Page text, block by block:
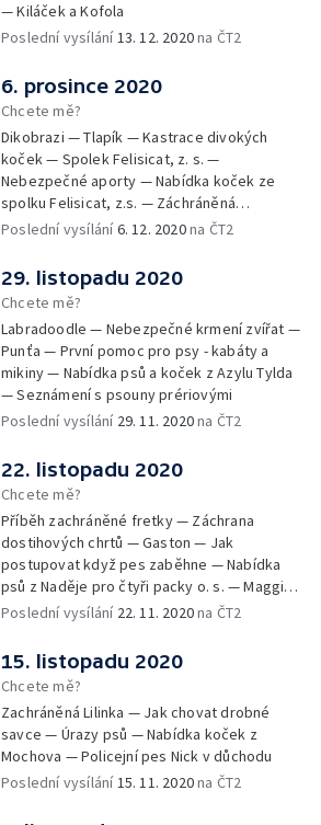
— Kiláček a Kofola
Poslední vysílání13. 12. 2020na ČT2
6. prosince 2020
Chcete mě?
Dikobrazi — Tlapík — Kastrace divokých
koček — Spolek Felisicat, z. s. —
Nebezpečné aporty — Nabídka koček ze
spolku Felisicat, z.s. — Záchráněná
labradorka Terezka
Poslední vysílání6. 12. 2020na ČT2
29. listopadu 2020
Chcete mě?
Labradoodle — Nebezpečné krmení zvířat —
Punťa — První pomoc pro psy - kabáty a
mikiny — Nabídka psů a koček z Azylu Tylda
— Seznámení s psouny prériovými
Poslední vysílání 29. 11. 2020na ČT2
22. listopadu 2020
Chcete mě?
Příběh zachráněné fretky — Záchrana
dostihových chrtů — Gaston — Jak
postupovat když pes zaběhne — Nabídka
psů z Naděje pro čtyři packy o. s. — Maggie -
aktivní stáří v kočárku
Poslední vysílání 22. 11. 2020na ČT2
15. listopadu 2020
Chcete mě?
Zachráněná Lilinka — Jak chovat drobné
savce — Úrazy psů — Nabídka koček z
Mochova — Policejní pes Nick v důchodu
Poslední vysílání15. 11. 2020na ČT2